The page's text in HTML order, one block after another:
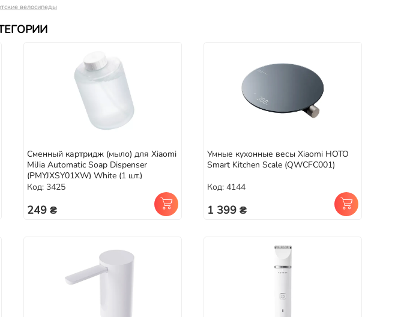
велосипеды
Сменный картридж (мыло) для Xiaomi
MiJia Automatic Soap Dispenser
(PMYJXSY01XW) White (1 шт.)
Код: 3425
249 ₴
Умные кухонные весы Xiaomi HOTO
Smart Kitchen Scale (QWCFC001)
Код: 4144
1 399 ₴